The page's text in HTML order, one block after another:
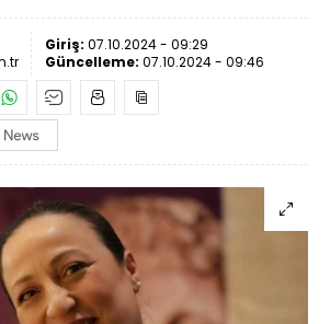
Giriş: 07.10.2024 - 09:29
Güncelleme: 07.10.2024 - 09:46